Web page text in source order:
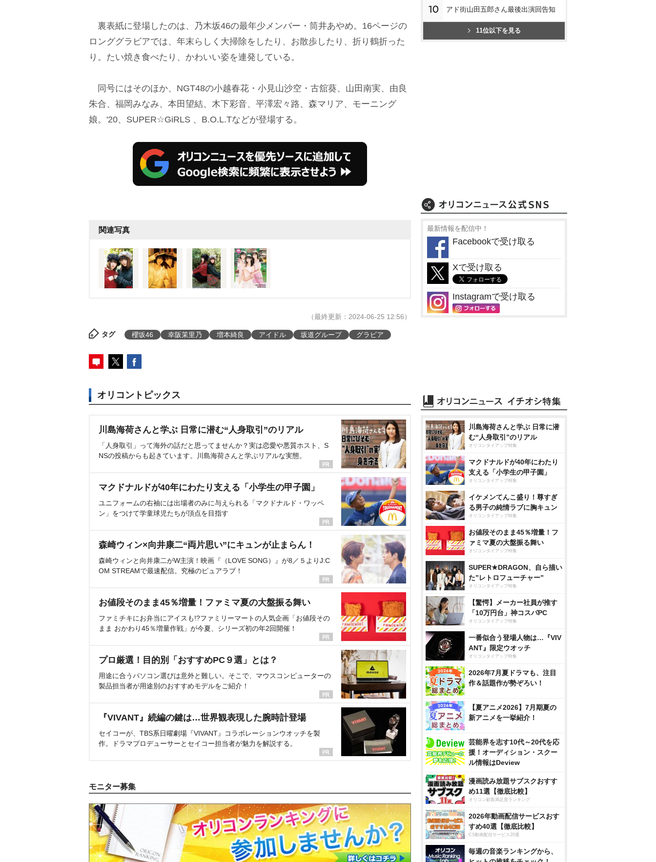
裏表紙に登場したのは、乃木坂46の最年少メンバー・筒井あやめ。16ページの
ロンググラビアでは、年末らしく大掃除をしたり、お散歩したり、折り鶴折った
り。たい焼き食べたり、かわいい姿を連発している。
同号にはそのほか、NGT48の小越春花・小見山沙空・古舘葵、山田南実、由良
朱合、福岡みなみ、本田望結、木下彩音、平澤宏々路、森マリア、モーニング
娘。'20、SUPER☆GiRLS 、B.O.L.Tなどが登場する。
関連写真
（最終更新：2024-06-25 12:56）
タグ 櫻坂46 幸阪茉里乃 増本綺良 アイドル 坂道グループ グラビア
オリコントピックス
川島海荷さんと学ぶ 日常に潜む“人身取引”のリアル
「人身取引」って海外の話だと思ってませんか？実は恋愛や悪質ホスト、S
NSの投稿からも起きています。川島海荷さんと学ぶリアルな実態。
マクドナルドが40年にわたり支える「小学生の甲子園」
ユニフォームの右袖には出場者のみに与えられる「マクドナルド・ワッペ
ン」をつけて学童球児たちが頂点を目指す
森崎ウィン×向井康二“両片思い”にキュンが止まらん！
森崎ウィンと向井康二がW主演！映画『（LOVE SONG）』が8／５よりJ:C
OM STREAMで最速配信。究極のピュアラブ！
お値段そのまま45％増量！ファミマ夏の大盤振る舞い
ファミチキにお弁当にアイスも!?ファミリーマートの人気企画「お値段その
まま おかわり45％増量作戦」が今夏、シリーズ初の年2回開催！
プロ厳選！目的別「おすすめPC９選」とは？
用途に合うパソコン選びは意外と難しい。そこで、マウスコンピューターの
製品担当者が用途別のおすすめモデルをご紹介！
『VIVANT』続編の鍵は…世界観表現した腕時計登場
セイコーが、TBS系日曜劇場『VIVANT』コラボレーションウオッチを製
作。ドラマプロデューサーとセイコー担当者が魅力を解説する。
モニター募集
10 アド街山田五郎さん最後出演回告知
11位以下を見る
最新情報を配信中！
Facebookで受け取る
Xで受け取る
Instagramで受け取る
川島海荷さんと学ぶ 日常に潜
む“人身取引”のリアル
オリコンタイアップ特集
マクドナルドが40年にわたり
支える「小学生の甲子園」
オリコンタイアップ特集
イケメンてんこ盛り！尊すぎ
る男子の純情ラブに胸キュン
オリコンタイアップ特集
お値段そのまま45％増量！フ
ァミマ夏の大盤振る舞い
オリコンタイアップ特集
SUPER★DRAGON、自ら描い
た”レトロフューチャー”
オリコンタイアップ特集
【驚愕】メーカー社員が推す
「10万円台」神コスパPC
オリコンタイアップ特集
一番似合う登場人物は…『VIV
ANT』限定ウオッチ
オリコンタイアップ特集
2026年7月夏ドラマも、注目
作＆話題作が勢ぞろい！
【夏アニメ2026】7月期夏の
新アニメを一挙紹介！
芸能界を志す10代～20代を応
援！オーディション・スクー
ル情報はDeview
漫画読み放題サブスクおすす
め11選【徹底比較】
オリコン顧客満足度ランキング
2026年動画配信サービスおす
すめ40選【徹底比較】
CS動画配信サービス20選
毎週の音楽ランキングから、